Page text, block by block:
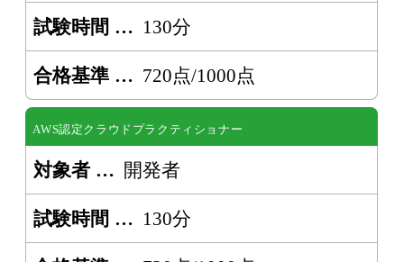
試験時間 130分
合格基準 720点/1000点
AWS認定クラウドプラクティショナー
対象者 開発者
試験時間 130分